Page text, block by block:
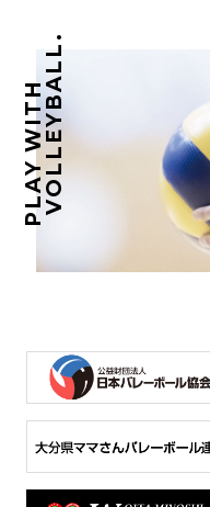
PLAY WITHVOLLEYBALL.